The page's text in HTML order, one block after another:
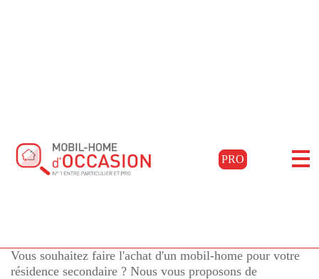
PRO
Mobil-homes d'occasion à
BUANES, Landes
Vous souhaitez faire l'achat d'un mobil-home pour votre
résidence secondaire ? Nous vous proposons de